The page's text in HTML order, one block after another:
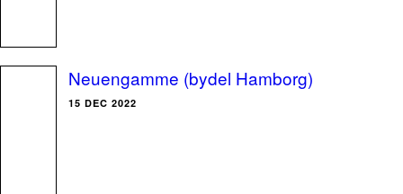
Neuengamme (bydel Hamborg)
15 DEC 2022